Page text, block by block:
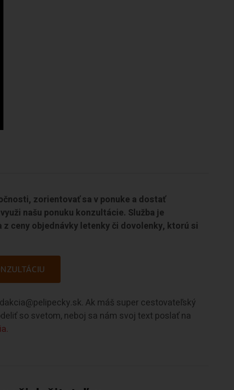
zorientovať sa v ponuke a dostať
našu ponuku konzultácie. Služba je
ceny objednávky letenky či dovolenky, ktorú si
Ak máš super cestovateľský
so svetom, neboj sa nám svoj text poslať na